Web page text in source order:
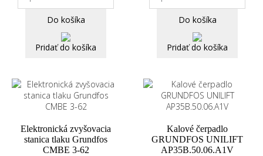
Do košíka
Pridať do košíka
Do košíka
Pridať do košíka
Elektronická zvyšovacia
stanica tlaku Grundfos
CMBE 3-62
Kalové čerpadlo
GRUNDFOS UNILIFT
AP35B.50.06.A1V